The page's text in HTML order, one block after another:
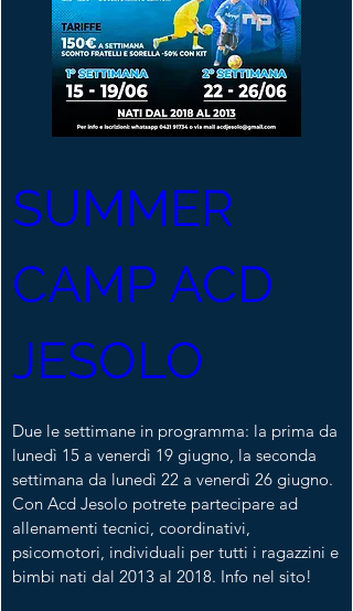
SUMMER
CAMP ACD
JESOLO
Due le settimane in programma: la prima da
lunedì 15 a venerdì 19 giugno, la seconda
settimana da lunedì 22 a venerdì 26 giugno.
Con Acd Jesolo potrete partecipare ad
allenamenti tecnici, coordinativi,
psicomotori, individuali per tutti i ragazzini e
bimbi nati dal 2013 al 2018. Info nel sito!